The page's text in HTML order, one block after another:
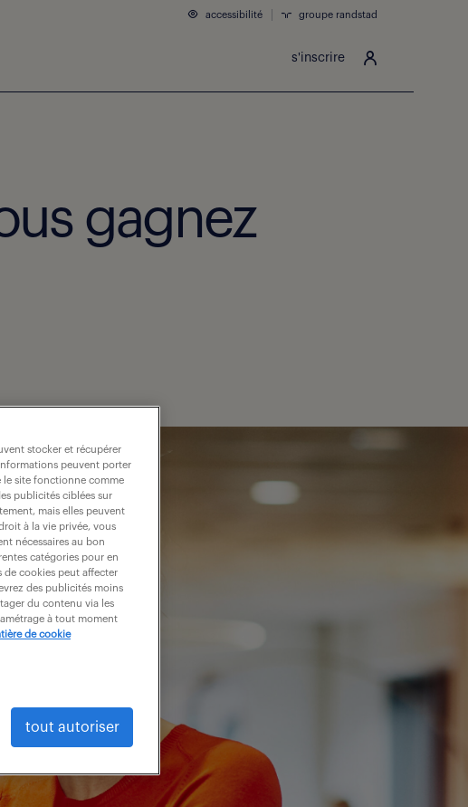
s'inscrire
accessibilité groupe randstad
gagnez
stocker et récupérer
peuvent porter
le site fonctionne comme
publicités ciblées sur
mais elles peuvent
à la vie privée, vous
nécessaires au bon
catégories pour en
de cookies peut affecter
des publicités moins
du contenu via les
à tout moment
de cookie
tout autoriser